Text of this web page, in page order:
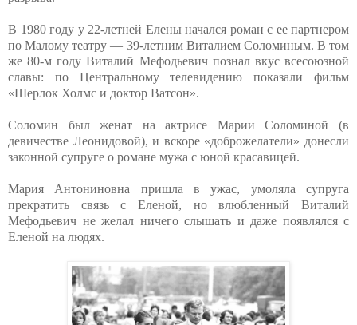
В 1980 году у 22-летней Елены начался роман с ее партнером
по Малому театру — 39-летним Виталием Соломиным. В том
же 80-м году Виталий Мефодьевич познал вкус всесоюзной
славы: по Центральному телевидению показали фильм
«Шерлок Холмс и доктор Ватсон».
Соломин был женат на актрисе Марии Соломиной (в
девичестве Леонидовой), и вскоре «доброжелатели» донесли
законной супруге о романе мужа с юной красавицей.
Мария Антониновна пришла в ужас, умоляла супруга
прекратить связь с Еленой, но влюбленный Виталий
Мефодьевич не желал ничего слышать и даже появлялся с
Еленой на людях.